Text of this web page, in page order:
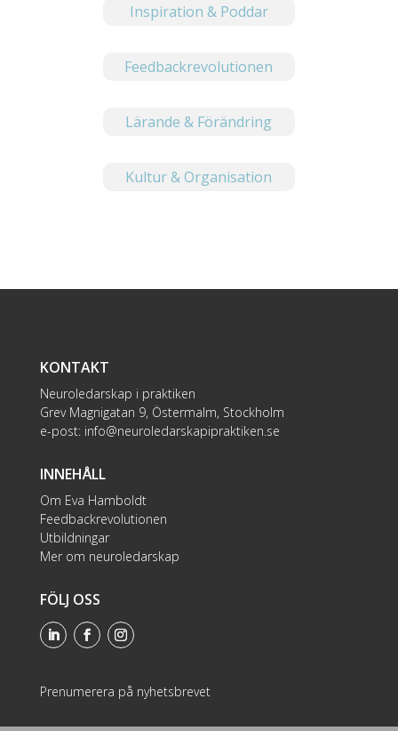
Inspiration & Poddar
Feedbackrevolutionen
Lärande & Förändring
Kultur & Organisation
KONTAKT
Neuroledarskap i praktiken
Grev Magnigatan 9, Östermalm, Stockholm
e-post: info@neuroledarskapipraktiken.se
INNEHÅLL
Om Eva Hamboldt
Feedbackrevolutionen
Utbildningar
Mer om neuroledarskap
FÖLJ OSS
Prenumerera på nyhetsbrevet